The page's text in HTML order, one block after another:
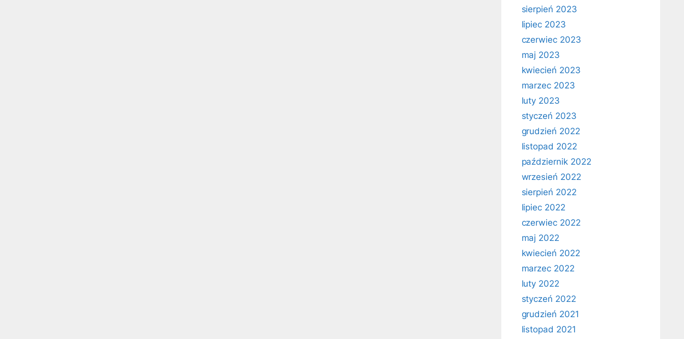
sierpień 2023
lipiec 2023
czerwiec 2023
maj 2023
kwiecień 2023
marzec 2023
luty 2023
styczeń 2023
grudzień 2022
listopad 2022
październik 2022
wrzesień 2022
sierpień 2022
lipiec 2022
czerwiec 2022
maj 2022
kwiecień 2022
marzec 2022
luty 2022
styczeń 2022
grudzień 2021
listopad 2021